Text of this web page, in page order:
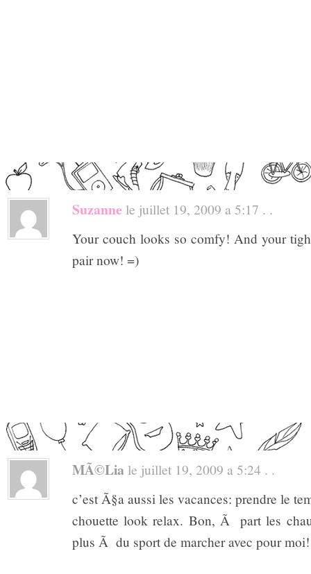
Suzanne le juillet 19, 2009 a 5:17 . .
Your couch looks so comfy! And your
pair now! =)
MÃ©lia le juillet 19, 2009 a 5:24 . .
c’est Ã§a aussi les vacances: prendre le
chouette look relax. Bon, Ã part les
plus Ã du sport de marcher avec pour moi!